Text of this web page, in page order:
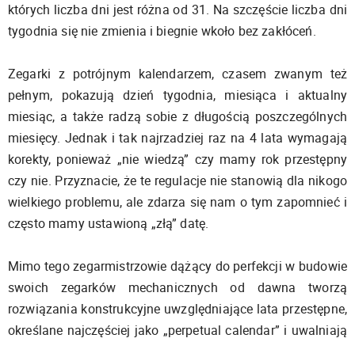
których liczba dni jest różna od 31. Na szczęście liczba dni
tygodnia się nie zmienia i biegnie wkoło bez zakłóceń.
Zegarki z potrójnym kalendarzem, czasem zwanym też
pełnym, pokazują dzień tygodnia, miesiąca i aktualny
miesiąc, a także radzą sobie z długością poszczególnych
miesięcy. Jednak i tak najrzadziej raz na 4 lata wymagają
korekty, ponieważ „nie wiedzą” czy mamy rok przestępny
czy nie. Przyznacie, że te regulacje nie stanowią dla nikogo
wielkiego problemu, ale zdarza się nam o tym zapomnieć i
często mamy ustawioną „złą” datę.
Mimo tego zegarmistrzowie dążący do perfekcji w budowie
swoich zegarków mechanicznych od dawna tworzą
rozwiązania konstrukcyjne uwzględniające lata przestępne,
określane najczęściej jako „perpetual calendar” i uwalniają